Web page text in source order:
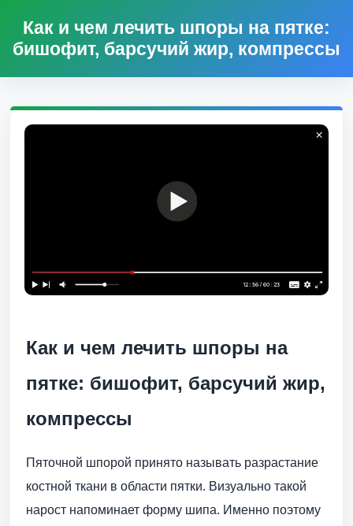
Как и чем лечить шпоры на пятке:
бишофит, барсучий жир, компрессы
Как и чем лечить шпоры на
пятке: бишофит, барсучий жир,
компрессы
Пяточной шпорой принято называть разрастание
костной ткани в области пятки. Визуально такой
нарост напоминает форму шипа. Именно поэтому